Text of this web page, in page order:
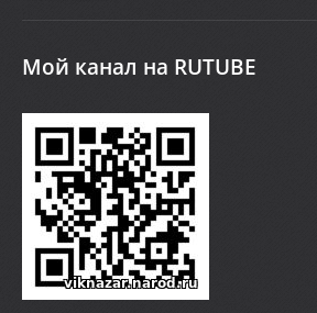
Мой канал на RUTUBE